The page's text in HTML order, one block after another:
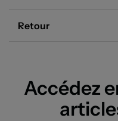
Retour
Accédez